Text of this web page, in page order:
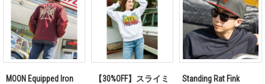
MOON Equipped Iron
【30%OFF】スライミ
Standing Rat Fink